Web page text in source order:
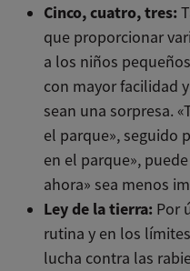
Cinco, cuatro, tres:
que proporcionar
a los niños
con mayor facilidad
sean una sorpresa.
el parque», seguido
en el parque»,
ahora» sea menos
Ley de la tierra: Por
rutina y en los
lucha contra las